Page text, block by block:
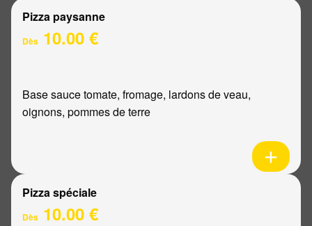
Pizza paysanne
Dès 10.00 €
Base sauce tomate, fromage, lardons de veau,
oignons, pommes de terre
Pizza spéciale
Dès 10.00 €